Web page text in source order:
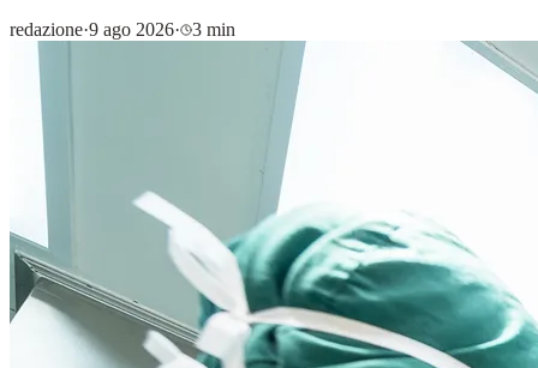
redazione·9 ago 2026· 3 min